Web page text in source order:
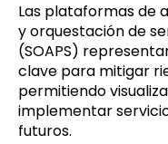
Las plataformas de
y orquestación de
(SOAPS)
clave para mitigar
permitiendo
implementar
futuros.